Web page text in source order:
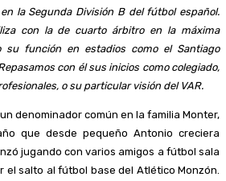
la Segunda División B del fútbol español.
con la de cuarto árbitro en la máxima
su función en estadios como el Santiago
con él sus inicios como colegiado,
o su particular visión del VAR.
denominador común en la familia Monter,
que desde pequeño Antonio creciera
jugando con varios amigos a fútbol sala
el salto al fútbol base del Atlético Monzón.